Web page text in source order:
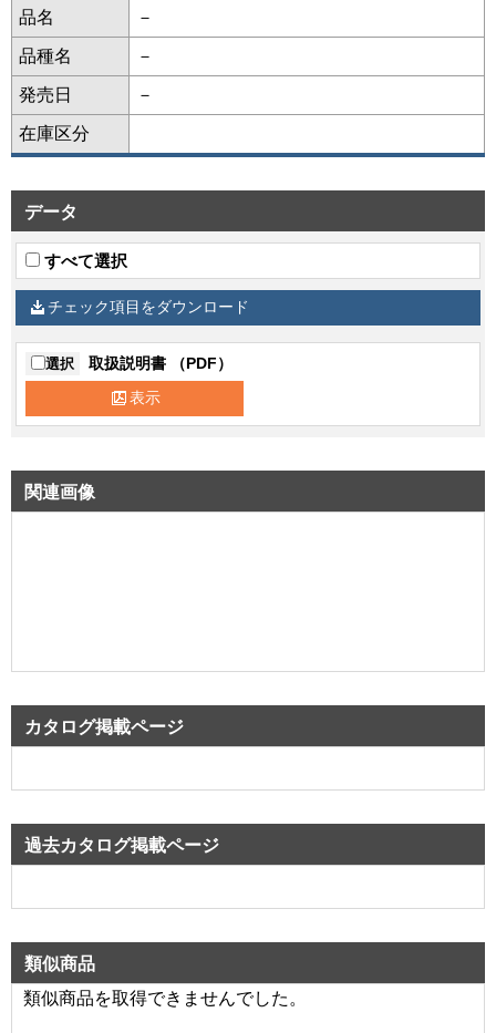
品名 －
品種名 －
発売日 －
在庫区分
データ
すべて選択
チェック項目をダウンロード
選択 取扱説明書 （PDF）
表示
関連画像
カタログ掲載ページ
過去カタログ掲載ページ
類似商品
類似商品を取得できませんでした。